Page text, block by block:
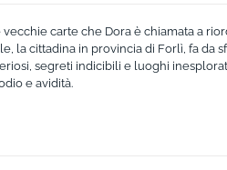
carte che Dora è chiamata a
la cittadina in provincia di Forlì, fa da
segreti indicibili e luoghi
e avidità.